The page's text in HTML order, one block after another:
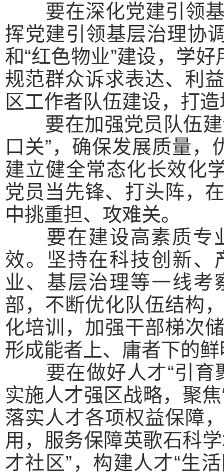
要在深化党建引领基
挥党建引领基层治理协
和“红色物业”建设，学
规范群众诉求表达、利
区工作者队伍建设，打
要在加强党员队伍建
口关”，确保发展质量，
建立健全常态化长效化
党员当先锋、打头阵，
中挑重担、攻难关。
要在建设高素质专
效。坚持在科技创新、
业、基层治理等一线考
部，不断优化队伍结构
化培训，加强干部梯次
形成能者上、庸者下的
要在做好人才“引育
实施人才强区战略，聚
落实人才各项权益保障
用，服务保障英歌石科
才社区”，构建人才“生